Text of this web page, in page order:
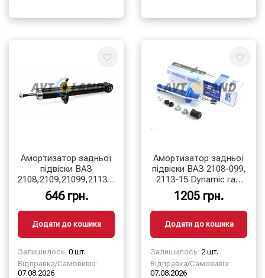
Амортизатор задньої
підвіски ВАЗ
2108,2109,21099,2113,2114,2115
(масляний)
646 грн.
Додати до кошика
Залишилось: 0 шт.
Відправка/Самовивіз:
07.08.2026
Амортизатор задньої
підвіски ВАЗ 2108-099,
2113-15 Dynamic газ.
Finwhale
1205 грн.
Додати до кошика
Залишилось: 2 шт.
Відправка/Самовивіз:
07.08.2026